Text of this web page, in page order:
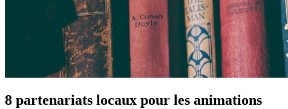
8 partenariats locaux pour les animations